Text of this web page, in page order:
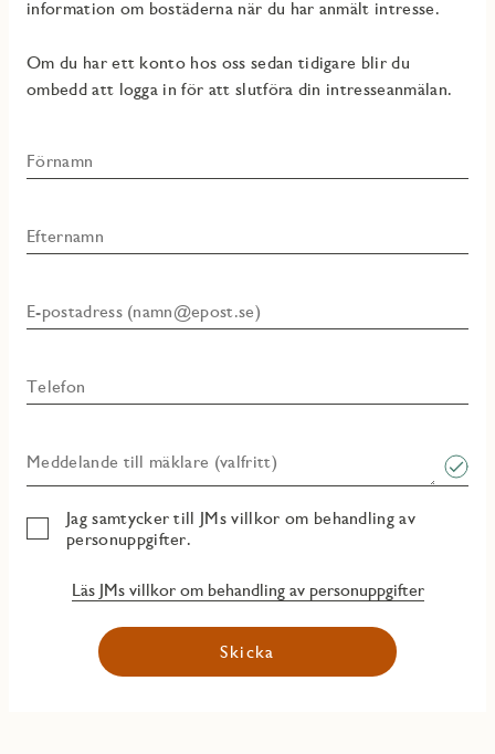
information om bostäderna när du har anmält intresse.
Om du har ett konto hos oss sedan tidigare blir du
ombedd att logga in för att slutföra din intresseanmälan.
Förnamn
Efternamn
E-postadress (namn@epost.se)
Telefon
Meddelande till mäklare (valfritt)
Jag samtycker till JMs villkor om behandling av
personuppgifter.
Läs JMs villkor om behandling av personuppgifter
Skicka